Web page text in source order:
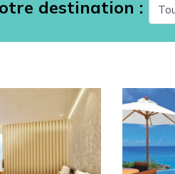
destination :